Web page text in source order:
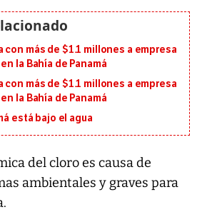
más de $1.1 millones a empresa
la Bahía de Panamá
más de $1.1 millones a empresa
la Bahía de Panamá
está bajo el agua
del cloro es causa de
ambientales y graves para